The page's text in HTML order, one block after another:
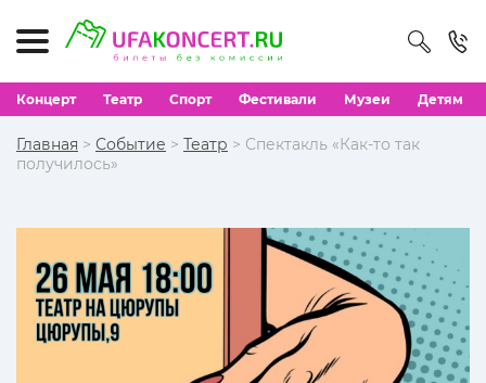
Концерт Театр Спорт Фестивали Музеи Детям
Главная > Событие > Театр > Спектакль «Как-то так
получилось»